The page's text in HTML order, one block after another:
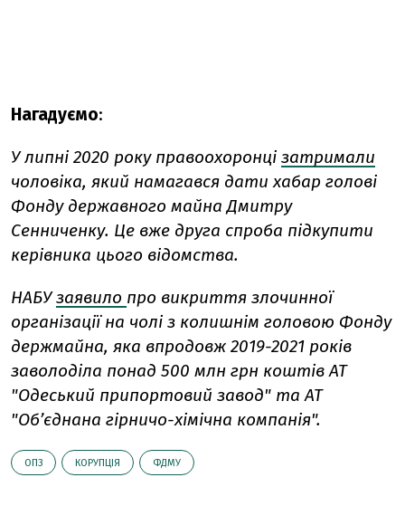
Нагадуємо:
У липні 2020 року правоохоронці затримали
чоловіка, який намагався дати хабар голові
Фонду державного майна Дмитру
Сенниченку. Це вже друга спроба підкупити
керівника цього відомства.
НАБУзаявило про викриття злочинної
організації на чолі з колишнім головою Фонду
держмайна, яка впродовж 2019-2021 років
заволоділа понад 500 млн грн коштів АТ
"Одеський припортовий завод" та АТ
"Об’єднана гірничо-хімічна компанія".
ОПЗ КОРУПЦІЯ ФДМУ